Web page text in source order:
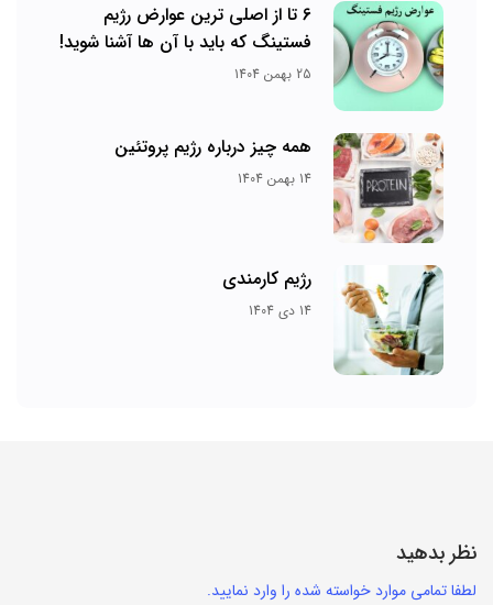
6 تا از اصلی ترین عوارض رژیم
فستینگ که باید با آن ها آشنا شوید!
25 بهمن 1404
همه چیز درباره رژیم پروتئین
14 بهمن 1404
رژیم کارمندی
14 دی 1404
نظر بدهید
لطفا تمامی موارد خواسته شده را وارد نمایید.